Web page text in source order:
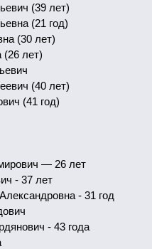
(39 лет)
(21 год)
(30 лет)
(26 лет)
(40 лет)
(41 год)
— 26 лет
- 37 лет
- 31 год
- 43 года